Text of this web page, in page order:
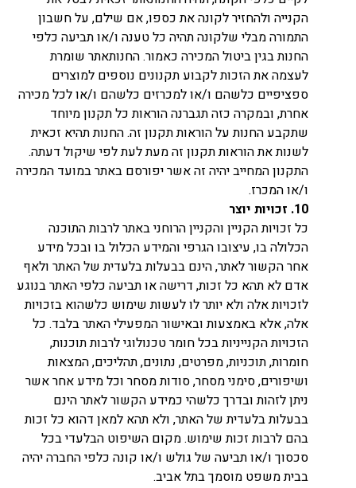
הקנייה ולהחזיר לקונה את כספו, אם שילם, על חשבון
התמורה מבלי שלקונה תהיה כל טענה ו/או תביעה כלפי
החנות בגין ביטול המכירה כאמור. החנותאתר שומרת
לעצמה את הזכות לקבוע תקנונים נוספים למוצרים
ספציפיים כלשהם ו/או למכרזים כלשהם ו/או לכל מכירה
אחרת, ובמקרה כזה תגברנה הוראות כל תקנון מיוחד
שתקבע החנות על הוראות תקנון זה. החנות תהיא זכאית
לשנות את הוראות תקנון זה מעת לעת לפי שיקול דעתה.
התקנון המחייב יהיה זה אשר יפורסם באתר במועד המכירה
ו/או המכרז.
10. זכויות יוצר
כל זכויות הקניין והקניין הרוחני באתר לרבות התוכנה
הכלולה בו, עיצובו הגרפי והמידע הכלול בו ובכל מידע
אחר הקשור לאתר, הינם בבעלות בלעדית של האתר ולאף
אדם לא תהא כל זכות, דרישה או תביעה כלפי האתר בנוגע
לזכויות אלה ולא יותר לו לעשות שימוש כלשהוא בזכויות
אלה, אלא באמצעות ובאישור המפעילי האתר בלבד. כל
הזכויות הקנייניות בכל חומר טכנולוגי לרבות תוכנות,
חומרות, תוכניות, מפרטים, נתונים, תהליכים, המצאות
ושיפורים, סימני מסחר, סודות מסחר וכל מידע אחר אשר
ניתן לזהות ובדרך כלשהי כמידע הקשור לאתר הינם
בבעלות בלעדית של האתר, ולא תהא למאן דהוא כל זכות
בהם לרבות זכות שימוש. מקום השיפוט הבלעדי בכל
סכסוך ו/או תביעה של גולש ו/או קונה כלפי החברה יהיה
בבית משפט מוסמך בתל אביב.